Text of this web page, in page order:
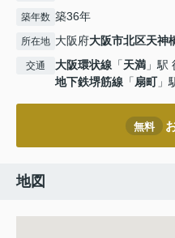
築年数 築36年
所在地 大阪府大阪市北区天神
交通 大阪環状線 「天満 」駅
地下鉄堺筋線 「扇町」
無料
地図